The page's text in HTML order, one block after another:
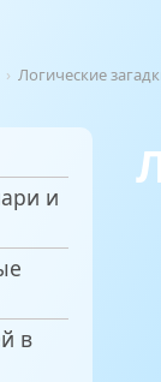
› Логические
и
в